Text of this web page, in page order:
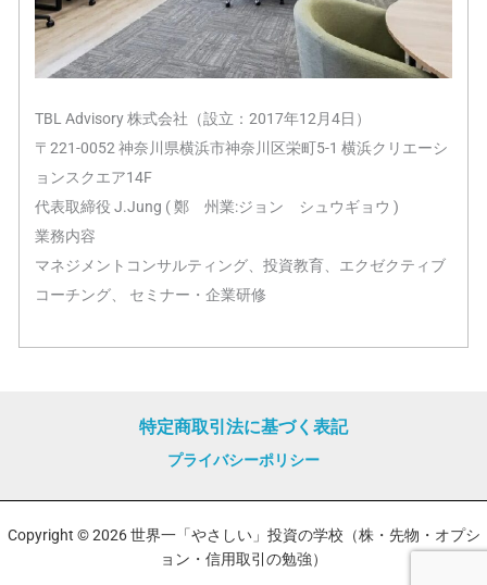
TBL Advisory 株式会社（設立：2017年12月4日）
〒221-0052 神奈川県横浜市神奈川区栄町5-1 横浜クリエーシ
ョンスクエア14F
代表取締役 J.Jung ( 鄭 州業:ジョン シュウギョウ )
業務内容
マネジメントコンサルティング、投資教育、エクゼクティブ
コーチング、 セミナー・企業研修
特定商取引法に基づく表記
プライバシーポリシー
Copyright © 2026 世界一「やさしい」投資の学校（株・先物・オプシ
ョン・信用取引の勉強）